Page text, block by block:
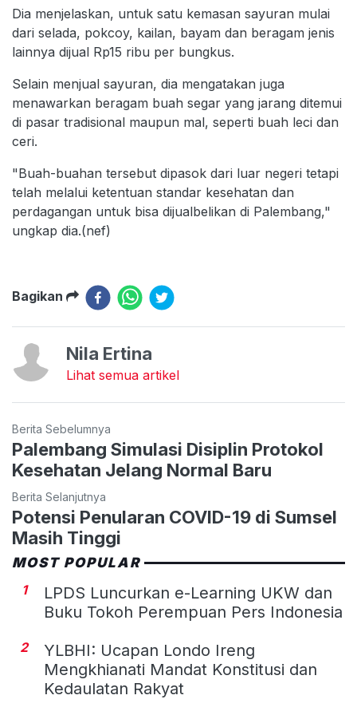
Dia menjelaskan, untuk satu kemasan sayuran mulai
dari selada, pokcoy, kailan, bayam dan beragam jenis
lainnya dijual Rp15 ribu per bungkus.
Selain menjual sayuran, dia mengatakan juga
menawarkan beragam buah segar yang jarang ditemui
di pasar tradisional maupun mal, seperti buah leci dan
ceri.
"Buah-buahan tersebut dipasok dari luar negeri tetapi
telah melalui ketentuan standar kesehatan dan
perdagangan untuk bisa dijualbelikan di Palembang,"
ungkap dia.(nef)
Bagikan
Nila Ertina
Lihat semua artikel
Berita Sebelumnya
Palembang Simulasi Disiplin Protokol
Kesehatan Jelang Normal Baru
Berita Selanjutnya
Potensi Penularan COVID-19 di Sumsel
Masih Tinggi
MOST POPULAR
1
LPDS Luncurkan e-Learning UKW dan
Buku Tokoh Perempuan Pers Indonesia
2
YLBHI: Ucapan Londo Ireng
Mengkhianati Mandat Konstitusi dan
Kedaulatan Rakyat